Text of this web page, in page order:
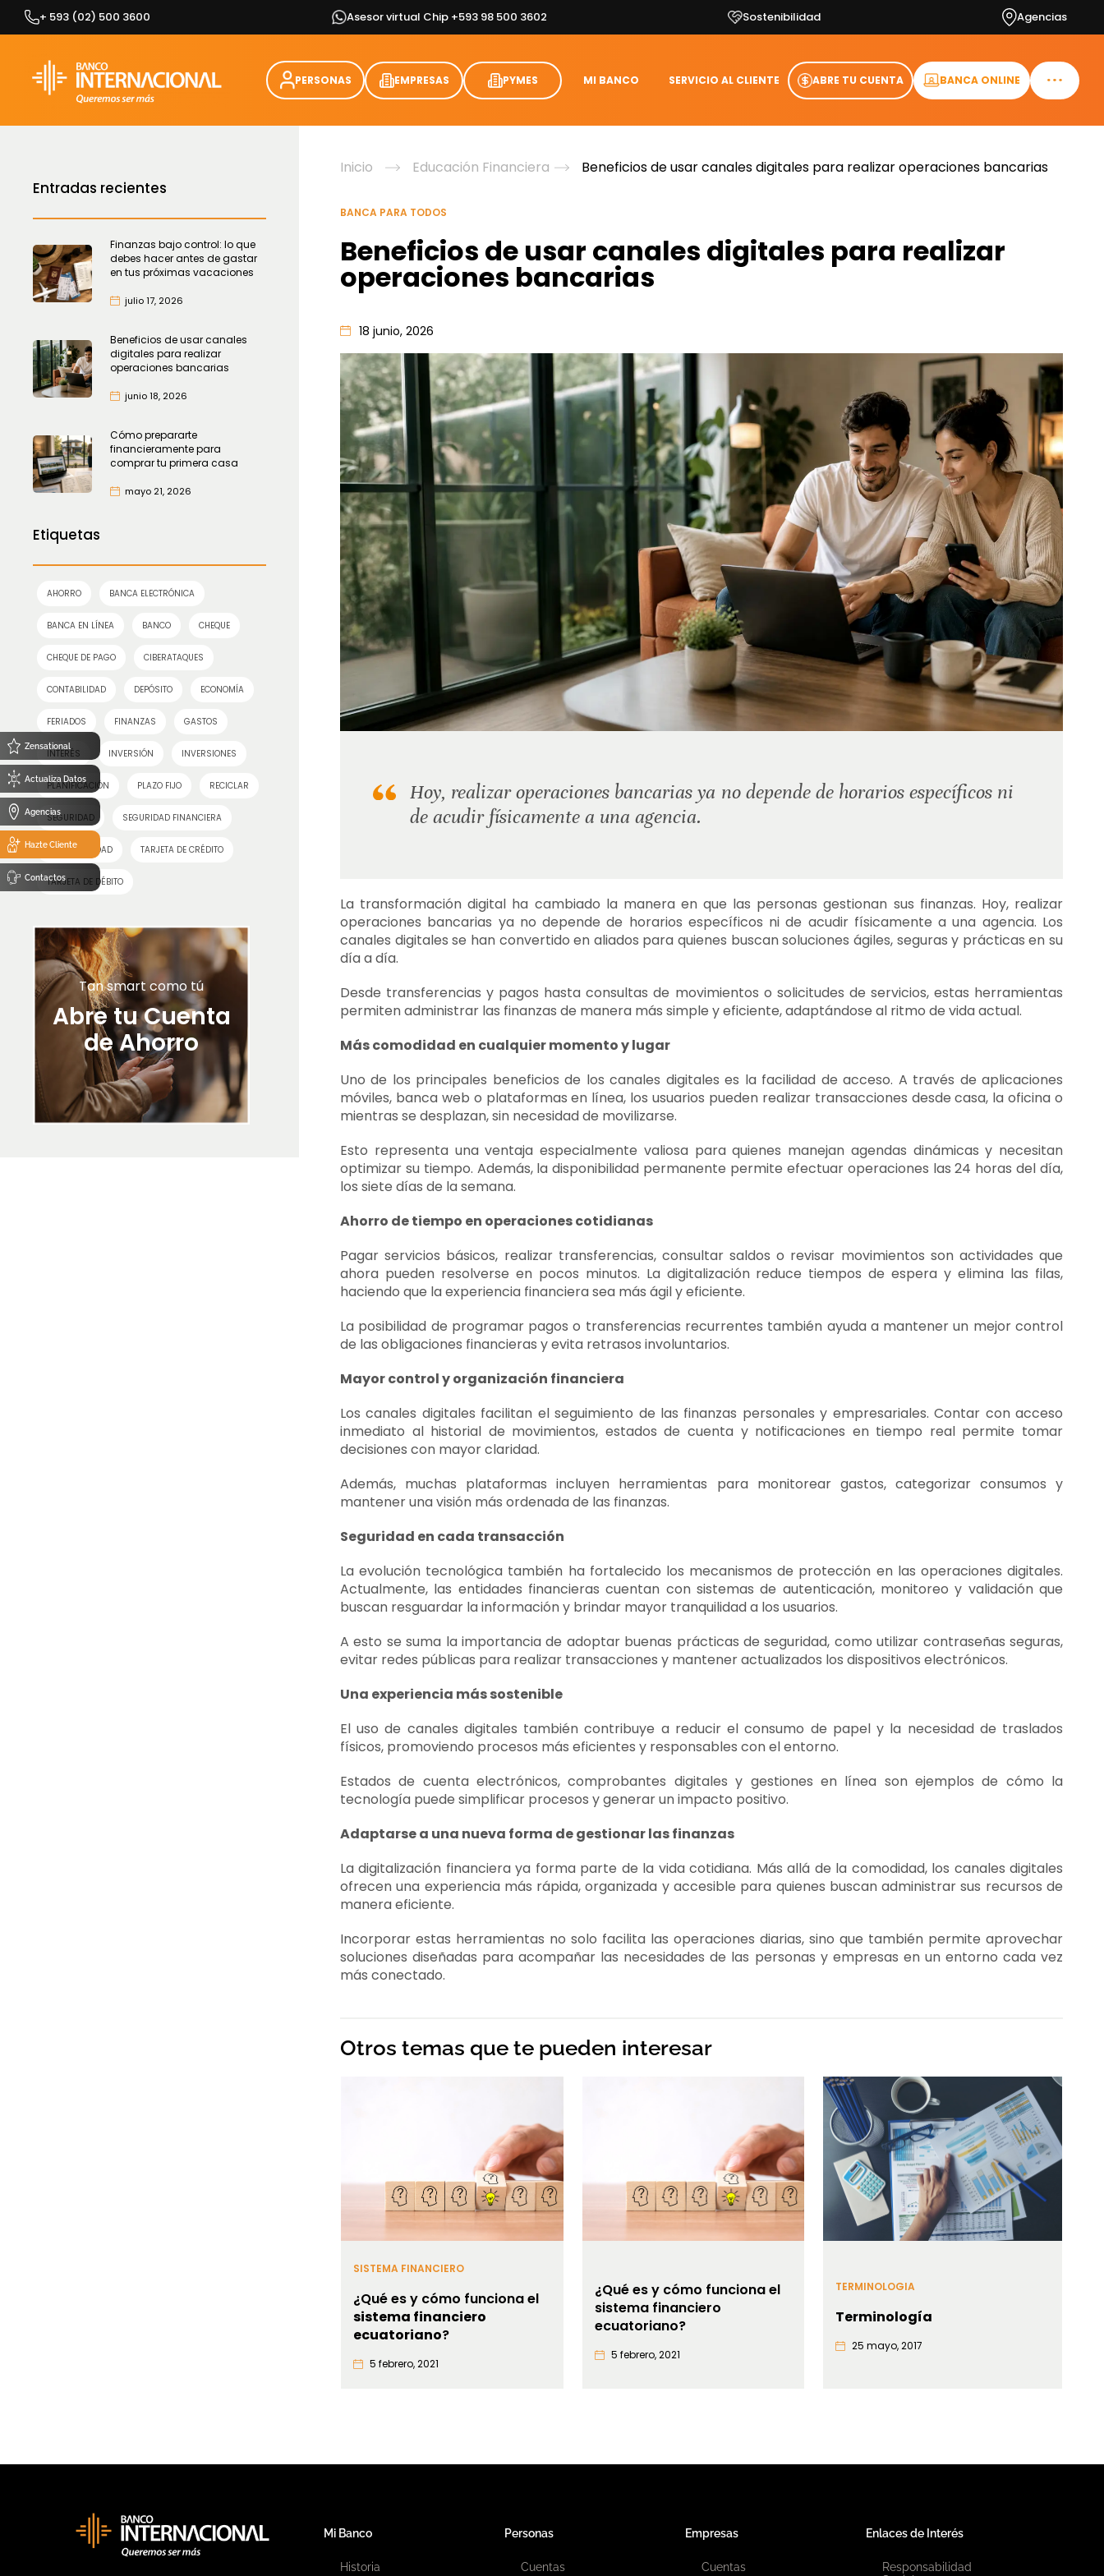
Zensational
Actualiza Datos
Agencias
Hazte Cliente
Contactos
Skip
+ 593 (02) 500 3600 Asesor virtual Chip +593 98 500 3602 Sostenibilidad Agencias
PERSONAS EMPRESAS PYMES MI BANCO SERVICIO AL CLIENTE ABRE TU CUENTA BANCA ONLINE
Entradas recientes
Finanzas bajo control: lo que
debes hacer antes de gastar
en tus próximas vacaciones
julio 17, 2026
Beneficios de usar canales
digitales para realizar
operaciones bancarias
junio 18, 2026
Cómo prepararte
financieramente para
comprar tu primera casa
mayo 21, 2026
Etiquetas
AHORRO BANCA ELECTRÓNICA
BANCA EN LÍNEA BANCO CHEQUE
CHEQUE DE PAGO CIBERATAQUES
CONTABILIDAD DEPÓSITO ECONOMÍA
FERIADOS FINANZAS GASTOS
INTERÉS INVERSIÓN INVERSIONES
PLANIFICACIÓN PLAZO FIJO RECICLAR
SEGURIDAD SEGURIDAD FINANCIERA
SOSTENIBILIDAD TARJETA DE CRÉDITO
TARJETA DE DÉBITO
Tan smart como tú
Abre tu Cuenta
de Ahorro
Inicio Educación Financiera Beneficios de usar canales digitales para realizar operaciones bancarias
BANCA PARA TODOS
Beneficios de usar canales digitales para realizar
operaciones bancarias
18 junio, 2026
Hoy, realizar operaciones bancarias ya no depende de horarios específicos ni
de acudir físicamente a una agencia.
La transformación digital ha cambiado la manera en que las personas gestionan sus finanzas. Hoy, realizar
operaciones bancarias ya no depende de horarios específicos ni de acudir físicamente a una agencia. Los
canales digitales se han convertido en aliados para quienes buscan soluciones ágiles, seguras y prácticas en su
día a día.
Desde transferencias y pagos hasta consultas de movimientos o solicitudes de servicios, estas herramientas
permiten administrar las finanzas de manera más simple y eficiente, adaptándose al ritmo de vida actual.
Más comodidad en cualquier momento y lugar
Uno de los principales beneficios de los canales digitales es la facilidad de acceso. A través de aplicaciones
móviles, banca web o plataformas en línea, los usuarios pueden realizar transacciones desde casa, la oficina o
mientras se desplazan, sin necesidad de movilizarse.
Esto representa una ventaja especialmente valiosa para quienes manejan agendas dinámicas y necesitan
optimizar su tiempo. Además, la disponibilidad permanente permite efectuar operaciones las 24 horas del día,
los siete días de la semana.
Ahorro de tiempo en operaciones cotidianas
Pagar servicios básicos, realizar transferencias, consultar saldos o revisar movimientos son actividades que
ahora pueden resolverse en pocos minutos. La digitalización reduce tiempos de espera y elimina las filas,
haciendo que la experiencia financiera sea más ágil y eficiente.
La posibilidad de programar pagos o transferencias recurrentes también ayuda a mantener un mejor control
de las obligaciones financieras y evita retrasos involuntarios.
Mayor control y organización financiera
Los canales digitales facilitan el seguimiento de las finanzas personales y empresariales. Contar con acceso
inmediato al historial de movimientos, estados de cuenta y notificaciones en tiempo real permite tomar
decisiones con mayor claridad.
Además, muchas plataformas incluyen herramientas para monitorear gastos, categorizar consumos y
mantener una visión más ordenada de las finanzas.
Seguridad en cada transacción
La evolución tecnológica también ha fortalecido los mecanismos de protección en las operaciones digitales.
Actualmente, las entidades financieras cuentan con sistemas de autenticación, monitoreo y validación que
buscan resguardar la información y brindar mayor tranquilidad a los usuarios.
A esto se suma la importancia de adoptar buenas prácticas de seguridad, como utilizar contraseñas seguras,
evitar redes públicas para realizar transacciones y mantener actualizados los dispositivos electrónicos.
Una experiencia más sostenible
El uso de canales digitales también contribuye a reducir el consumo de papel y la necesidad de traslados
físicos, promoviendo procesos más eficientes y responsables con el entorno.
Estados de cuenta electrónicos, comprobantes digitales y gestiones en línea son ejemplos de cómo la
tecnología puede simplificar procesos y generar un impacto positivo.
Adaptarse a una nueva forma de gestionar las finanzas
La digitalización financiera ya forma parte de la vida cotidiana. Más allá de la comodidad, los canales digitales
ofrecen una experiencia más rápida, organizada y accesible para quienes buscan administrar sus recursos de
manera eficiente.
Incorporar estas herramientas no solo facilita las operaciones diarias, sino que también permite aprovechar
soluciones diseñadas para acompañar las necesidades de las personas y empresas en un entorno cada vez
más conectado.
Otros temas que te pueden interesar
SISTEMA FINANCIERO
¿Qué es y cómo funciona el
sistema financiero
ecuatoriano?
5 febrero, 2021
¿Qué es y cómo funciona el
sistema financiero
ecuatoriano?
5 febrero, 2021
TERMINOLOGIA
Terminología
25 mayo, 2017
Mi Banco
Historia
Personas
Cuentas
Empresas
Cuentas
Enlaces de Interés
Responsabilidad